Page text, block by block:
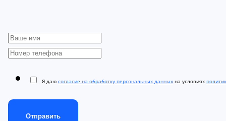
Я даю согласие на обработку персональных данных на условиях
Отправить